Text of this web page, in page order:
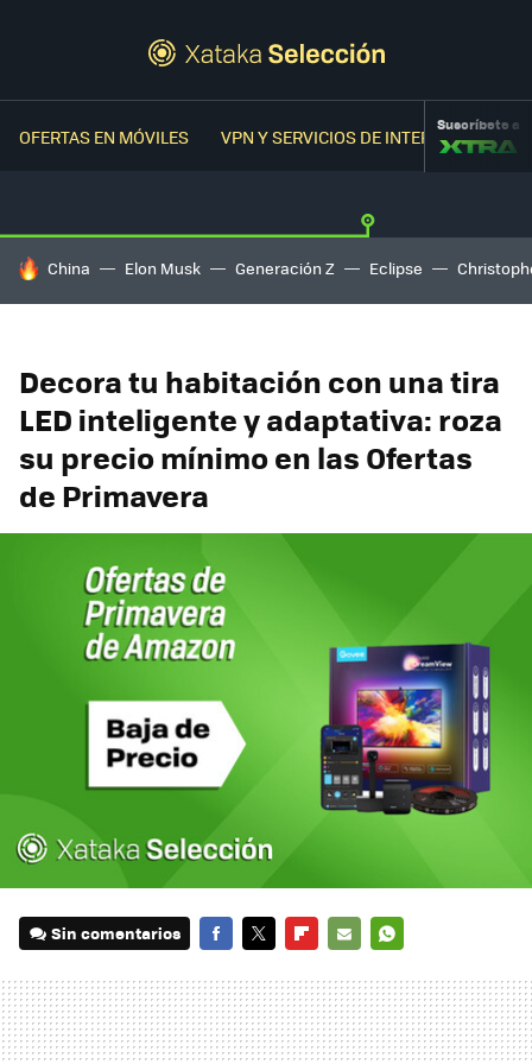
OFERTAS EN MÓVILES VPN Y SERVICIOS DE INTERNETSuscríbete a
HOY SE HABLA DE
China Elon Musk Generación Z Eclipse
Decora tu habitación con una tira
LED inteligente y adaptativa: roza
su precio mínimo en las Ofertas
de Primavera
Sin comentarios
MAIL